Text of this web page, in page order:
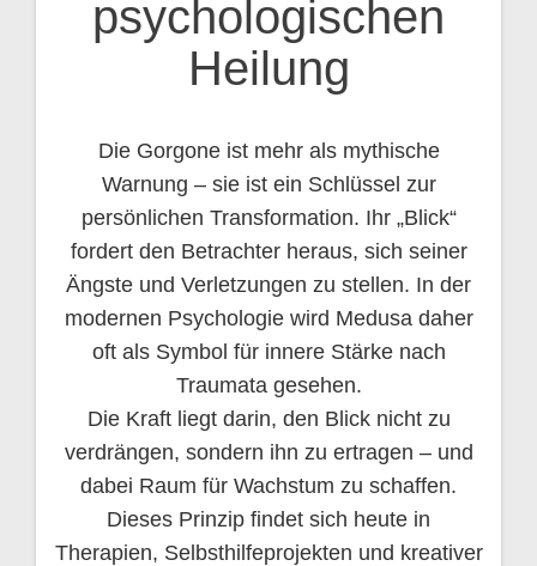
psychologischen
Heilung
Die Gorgone ist mehr als mythische
Warnung – sie ist ein Schlüssel zur
persönlichen Transformation. Ihr „Blick“
fordert den Betrachter heraus, sich seiner
Ängste und Verletzungen zu stellen. In der
modernen Psychologie wird Medusa daher
oft als Symbol für innere Stärke nach
Traumata gesehen.
Die Kraft liegt darin, den Blick nicht zu
verdrängen, sondern ihn zu ertragen – und
dabei Raum für Wachstum zu schaffen.
Dieses Prinzip findet sich heute in
Therapien, Selbsthilfeprojekten und kreativer